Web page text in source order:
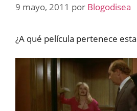
9 mayo, 2011 por Blogodisea
¿A qué película pertenece